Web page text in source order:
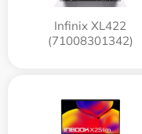
Infinix XL422
(71008301342)